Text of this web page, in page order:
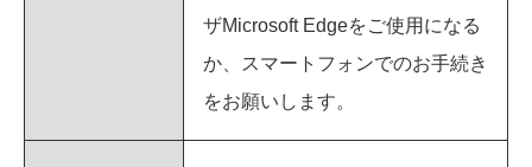
ザMicrosoft Edgeをご使用になる
か、スマートフォンでのお手続き
をお願いします。